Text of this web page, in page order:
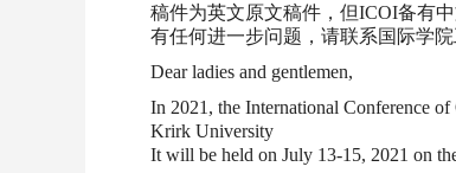
稿件为英文原文稿件，但ICOI备有
有任何进一步问题，请联系国际学
Dear ladies and gentlemen,
In 2021, the International Conference
Krirk University
It will be held on July 13-15, 2021 on